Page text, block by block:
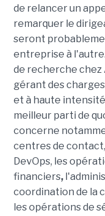
de relancer un
remarquer le
seront
entreprise à
de recherche chez
gérant des
et à haute
meilleur parti de
concerne
centres de
DevOps, les
financiers,
coordination de la
les opérations de